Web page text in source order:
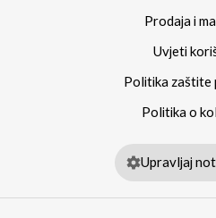
Prodaja i
Uvjeti
Politika
Politika o
Upravljaj